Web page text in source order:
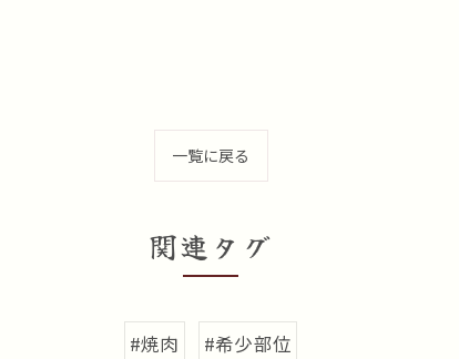
一覧に戻る
関連タグ
#焼肉 #希少部位